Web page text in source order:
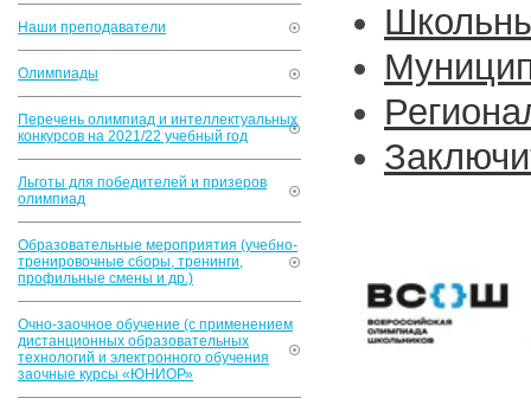
Наши преподаватели
Олимпиады
Перечень олимпиад и интеллектуальных
конкурсов на 2021/22 учебный год
Льготы для победителей и призеров
олимпиад
Образовательные мероприятия (учебно-
тренировочные сборы, тренинги,
профильные смены и др.)
Очно-заочное обучение (с применением
дистанционных образовательных
технологий и электронного обучения
заочные курсы «ЮНИОР»